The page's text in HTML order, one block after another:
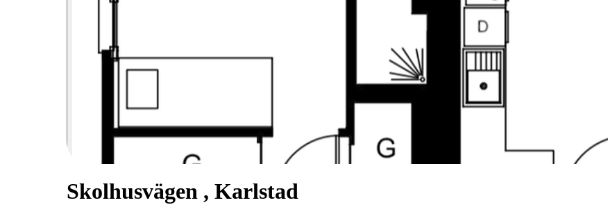
Skolhusvägen , Karlstad